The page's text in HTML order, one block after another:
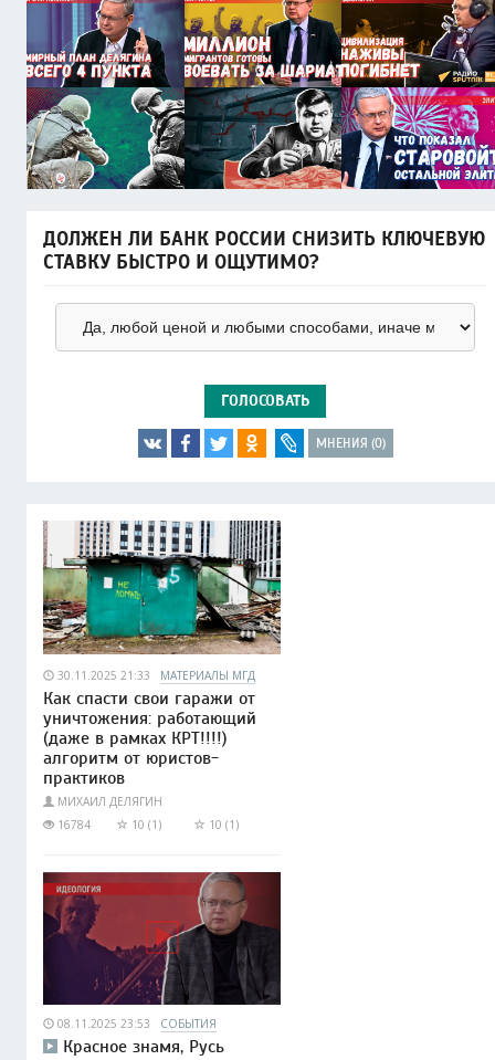
ДОЛЖЕН ЛИ БАНК РОССИИ СНИЗИТЬ КЛЮЧЕВУЮ
СТАВКУ БЫСТРО И ОЩУТИМО?
ГОЛОСОВАТЬ
МНЕНИЯ (0)
30.11.2025 21:33 МАТЕРИАЛЫ МГД
Как спасти свои гаражи от
уничтожения: работающий
(даже в рамках КРТ!!!!)
алгоритм от юристов-
практиков
МИХАИЛ ДЕЛЯГИН
16784
10 (1) 10 (1)
08.11.2025 23:53 СОБЫТИЯ
Красное знамя, Русь